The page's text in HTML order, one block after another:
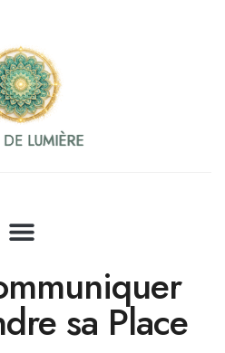
LUMIÈRE
LUMIÈRE
LUMIÈRE
LUMIÈRE
LUMIÈRE
LUMIÈRE
LUMIÈRE
LUMIÈRE
sa Place